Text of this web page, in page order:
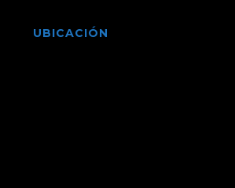
UBICACIÓN